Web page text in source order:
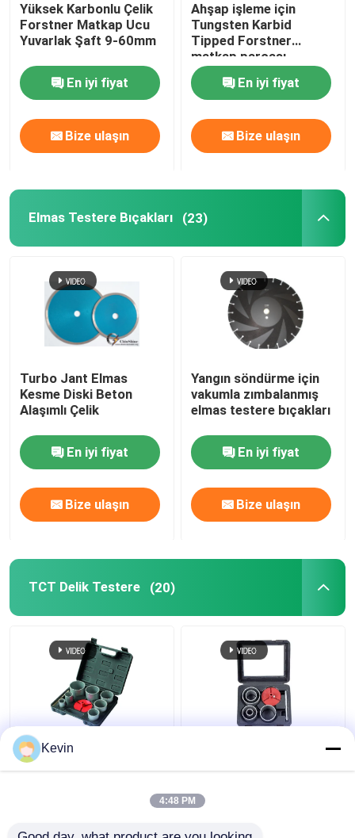
Yüksek Karbonlu Çelik
Forstner Matkap Ucu
Yuvarlak Şaft 9-60mm
En iyi fiyat
Bize ulaşın
Ahşap işleme için
Tungsten Karbid
Tipped Forstner
matkap parçası
En iyi fiyat
Bize ulaşın
Elmas Testere Bıçakları (23)
Turbo Jant Elmas
Kesme Diski Beton
Alaşımlı Çelik
En iyi fiyat
Bize ulaşın
Yangın söndürme için
vakumla zımbalanmış
elmas testere bıçakları
En iyi fiyat
Bize ulaşın
TCT Delik Testere (20)
9'lu Tungsten Karbür
Uçlu Delik Testere Seti
7pcs Tungsten Karbür
Kevin
4:48 PM